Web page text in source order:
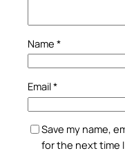
Name *
Email*
Save my name,
for the next time